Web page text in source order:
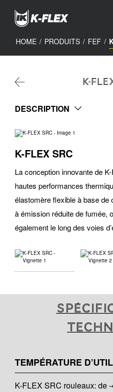
content
HOME / PRODUITS / FEF /
K-
DESCRIPTION
K-FLEX SRC
La conception innovante de
hautes performances
élastomère flexible à base
à émission réduite de fumée,
également le long des voies
TEMPÉRATURE
K-FLEX SRC rouleaux: de -